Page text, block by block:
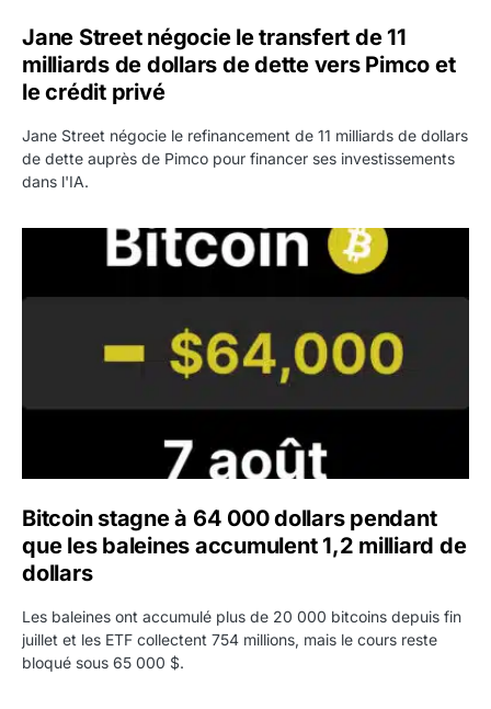
Jane Street négocie le transfert de 11
milliards de dollars de dette vers Pimco et
le crédit privé
Jane Street négocie le refinancement de 11 milliards de dollars
de dette auprès de Pimco pour financer ses investissements
dans l'IA.
Bitcoin stagne à 64 000 dollars pendant que les
Bitcoin stagne à 64 000 dollars pendant
que les baleines accumulent 1,2 milliard de
dollars
Les baleines ont accumulé plus de 20 000 bitcoins depuis fin
juillet et les ETF collectent 754 millions, mais le cours reste
bloqué sous 65 000 $.